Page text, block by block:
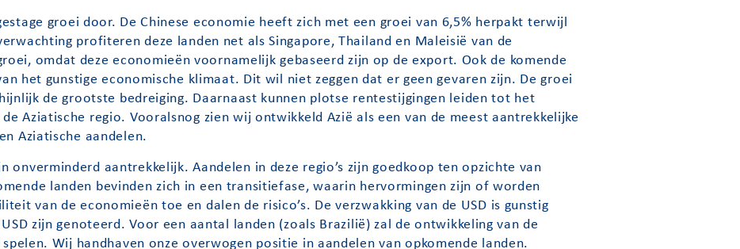
groei door. De Chinese economie heeft zich met een groei van 6,5% herpakt terwijl
profiteren deze landen net als Singapore, Thailand en Maleisië van de
omdat deze economieën voornamelijk gebaseerd zijn op de export. Ook de komende
het gunstige economische klimaat. Dit wil niet zeggen dat er geen gevaren zijn. De groei
de grootste bedreiging. Daarnaast kunnen plotse rentestijgingen leiden tot het
Aziatische regio. Vooralsnog zien wij ontwikkeld Azië als een van de meest aantrekkelijke
Aziatische aandelen.
onverminderd aantrekkelijk. Aandelen in deze regio’s zijn goedkoop ten opzichte van
landen bevinden zich in een transitiefase, waarin hervormingen zijn of worden
van de economieën toe en dalen de risico’s. De verzwakking van de USD is gunstig
zijn genoteerd. Voor een aantal landen (zoals Brazilië) zal de ontwikkeling van de
Wij handhaven onze overwogen positie in aandelen van opkomende landen.